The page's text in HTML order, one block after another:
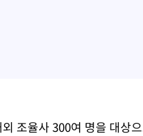
조율사 300여 명을 대상